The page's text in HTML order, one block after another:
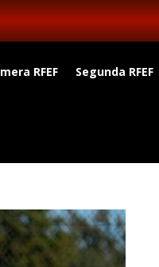
RFEF Segunda RFEF